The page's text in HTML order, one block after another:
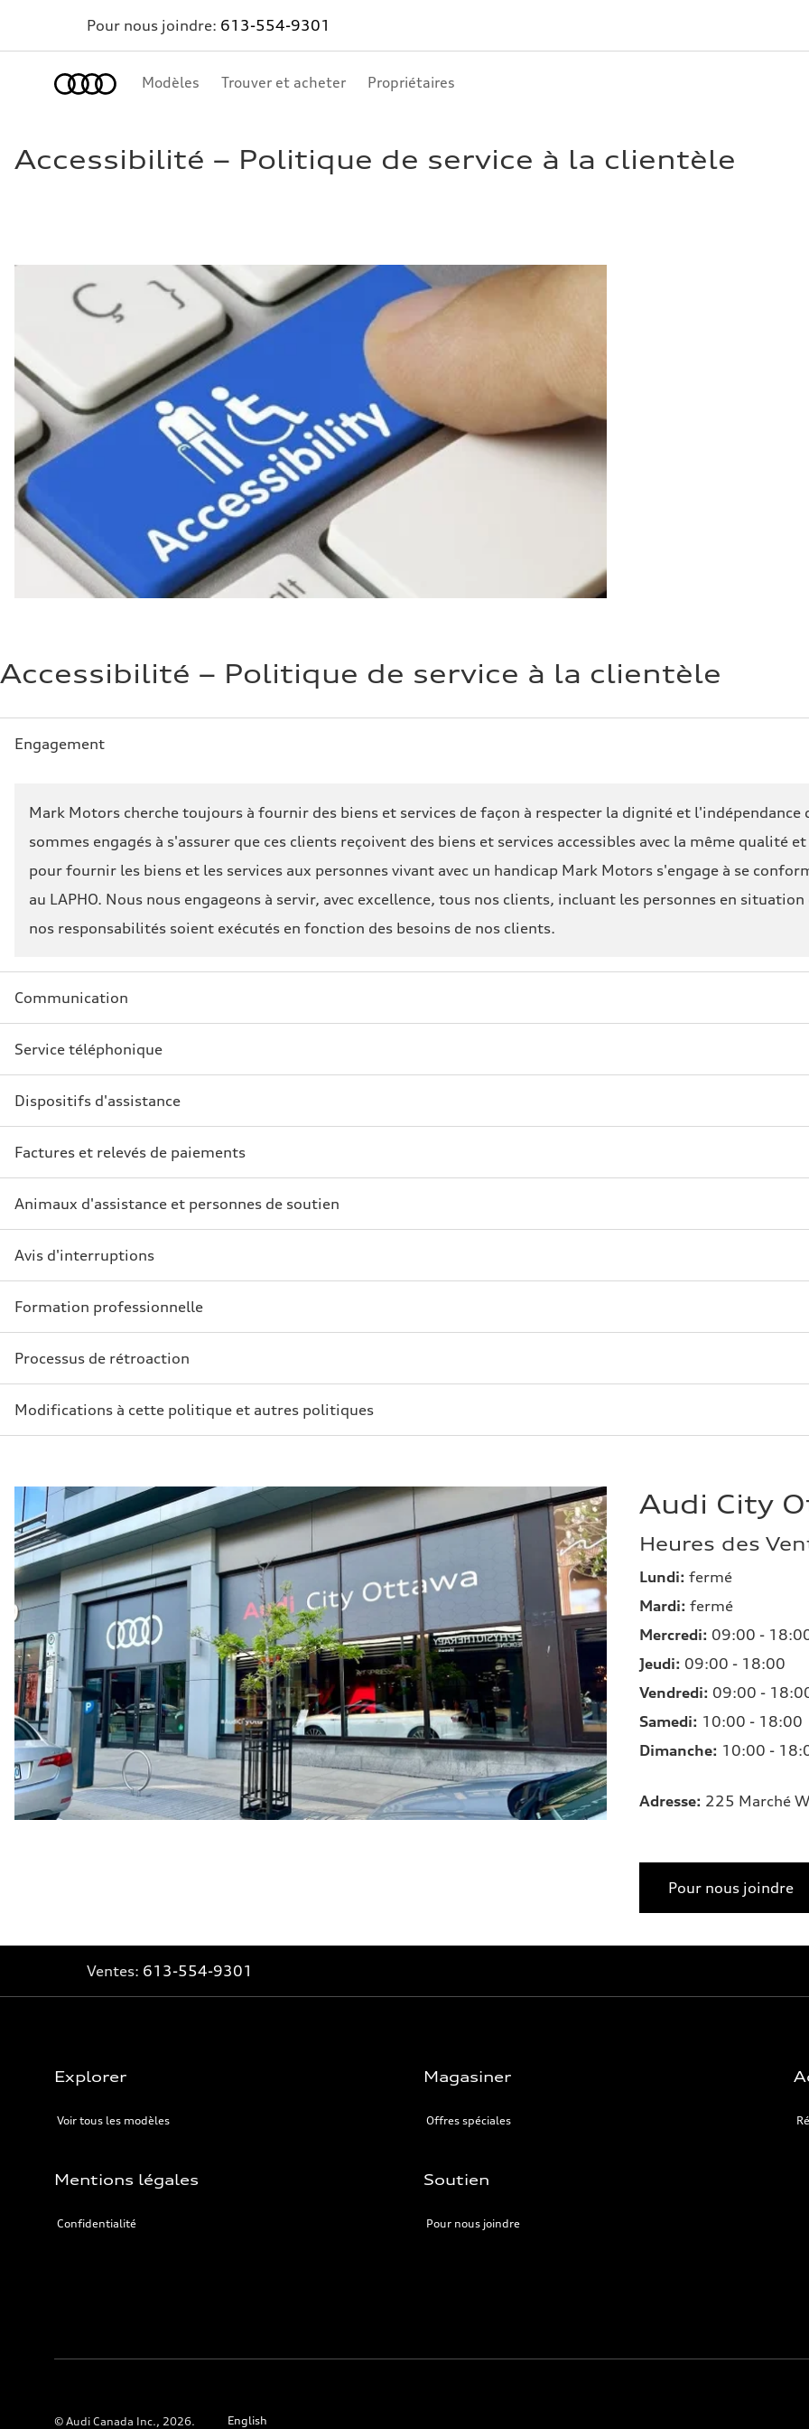
Pour nous joindre: 613-554-9301
Modèles Trouver et acheter Propriétaires
Accessibilité – Politique de service à la clientèle
Accessibilité – Politique de service à la clientèle
Engagement
Mark Motors cherche toujours à fournir des biens et services de façon à respecter la dignité et l'indépendance
sommes engagés à s'assurer que ces clients reçoivent des biens et services accessibles avec la même
pour fournir les biens et les services aux personnes vivant avec un handicap Mark Motors s'engage à se
au LAPHO. Nous nous engageons à servir, avec excellence, tous nos clients, incluant les personnes en
nos responsabilités soient exécutés en fonction des besoins de nos clients.
Communication
Service téléphonique
Dispositifs d'assistance
Factures et relevés de paiements
Animaux d'assistance et personnes de soutien
Avis d'interruptions
Formation professionnelle
Processus de rétroaction
Modifications à cette politique et autres politiques
Audi City
Heures des
Lundi: fermé
Mardi: fermé
Mercredi: 09:00 -
Jeudi: 09:00 - 18:00
Vendredi: 09:00 -
Samedi: 10:00 - 18:00
Dimanche: 10:00 -
Adresse: 225 Marché
Pour nous joindre
Ventes: 613-554-9301
Explorer
Voir tous les modèles
Magasiner
Offres spéciales
Mentions légales
Confidentialité
Soutien
Pour nous joindre
© Audi Canada Inc., 2026. English